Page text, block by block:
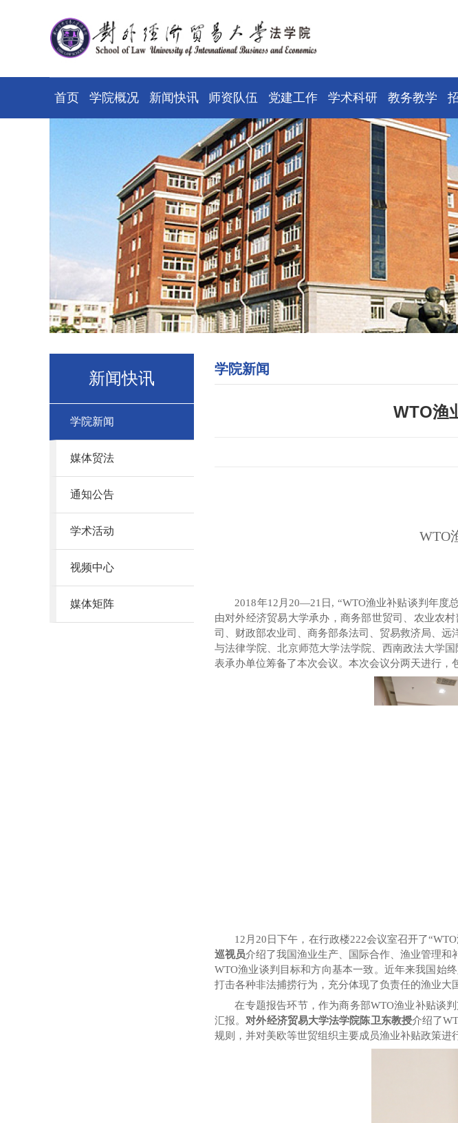
首页 学院概况 新闻快讯 师资队伍 党建工作 学术科研 教务教学
新闻快讯
学院新闻
媒体贸法
通知公告
学术活动
视频中心
媒体矩阵
学院新闻
WTO渔
WTO
2018年12月20—21日 , “WTO渔业补贴谈判年度
由对外经济贸易大学承办 ， 商务部世贸司、农业农
司、财政部农业司、商务部条法司、贸易救济局、
与法律学院、北京师范大学法学院、西南政法大学
表承办单位筹备了本次会议。本次会议分两天进行，
12月20日下午，在行政楼222会议室召开了
巡视员介绍了我国渔业生产、国际合作、渔业管理和
WTO渔业谈判目标和方向基本一致。 近年来我国始
打击各种非法捕捞行为 ，充分体现了负责任的渔业大
在专题报告环节， 作为商务部WTO渔业补贴谈
汇报。对外经济贸易大学法学院陈卫东教授介绍了
规则
，并对美欧等世贸组织主要成员渔业补贴政策进